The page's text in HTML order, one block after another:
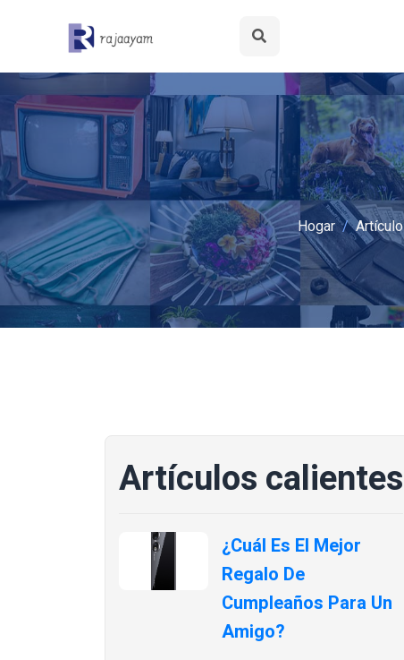
Hogar Artículo
Artículos calientes
¿Cuál Es El Mejor
Regalo De
Cumpleaños Para Un
Amigo?